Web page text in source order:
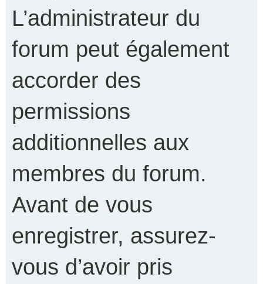
L’administrateur du
forum peut également
accorder des
permissions
additionnelles aux
membres du forum.
Avant de vous
enregistrer, assurez-
vous d’avoir pris